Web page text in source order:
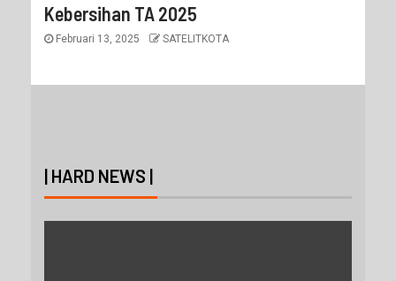
Kebersihan TA 2025
Februari 13, 2025 SATELITKOTA
| HARD NEWS |